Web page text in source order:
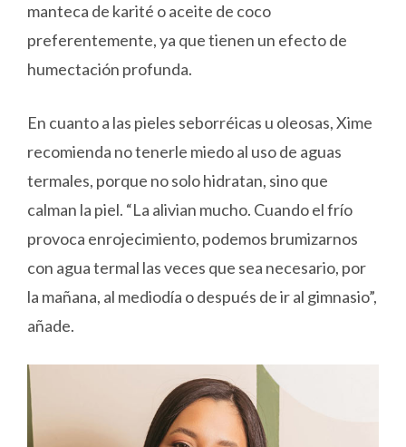
manteca de karité o aceite de coco
preferentemente, ya que tienen un efecto de
humectación profunda.
En cuanto a las pieles seborréicas u oleosas, Xime
recomienda no tenerle miedo al uso de aguas
termales, porque no solo hidratan, sino que
calman la piel. “La alivian mucho. Cuando el frío
provoca enrojecimiento, podemos brumizarnos
con agua termal las veces que sea necesario, por
la mañana, al mediodía o después de ir al gimnasio”,
añade.